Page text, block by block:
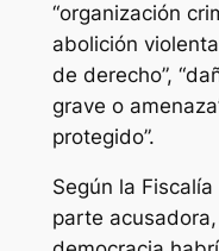
“organización
abolición
de derecho”,
grave o
protegido”.
Según la
parte